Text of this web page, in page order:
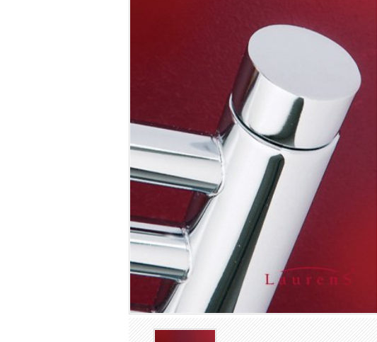
Luxusné moderné radiátory
Liatinové retro radiátory
Radiátory z vinutých rúrok
Oceľové článkové radiátory